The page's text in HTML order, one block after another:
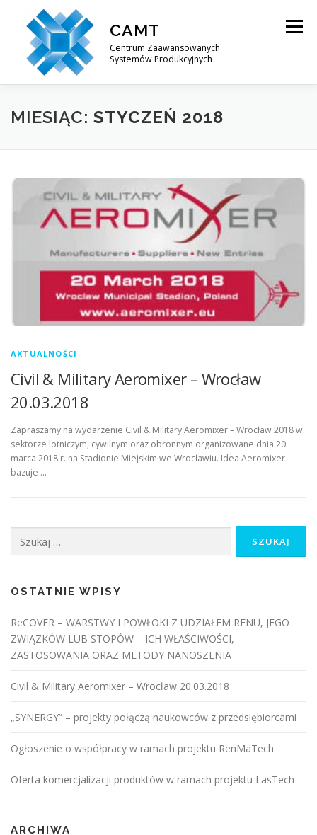
CAMT
Centrum Zaawansowanych
Systemów Produkcyjnych
Menu
O NAS OFERTA BADAWCZA PROJEKTY
MIESIĄC: STYCZEŃ 2018
AKTUALNOŚCI
Civil & Military Aeromixer – Wrocław
20.03.2018
Zapraszamy na wydarzenie Civil & Military Aeromixer – Wrocław 2018 w
sektorze lotniczym, cywilnym oraz obronnym organizowane dnia 20
marca 2018 r. na Stadionie Miejskim we Wrocławiu. Idea Aeromixer
bazuje …
OSTATNIE WPISY
ReCOVER – WARSTWY I POWŁOKI Z UDZIAŁEM RENU, JEGO
ZWIĄZKÓW LUB STOPÓW – ICH WŁAŚCIWOŚCI,
ZASTOSOWANIA ORAZ METODY NANOSZENIA
Civil & Military Aeromixer – Wrocław 20.03.2018
„SYNERGY” – projekty połączą naukowców z przedsiębiorcami
Ogłoszenie o współpracy w ramach projektu RenMaTech
Oferta komercjalizacji produktów w ramach projektu LasTech
ARCHIWA